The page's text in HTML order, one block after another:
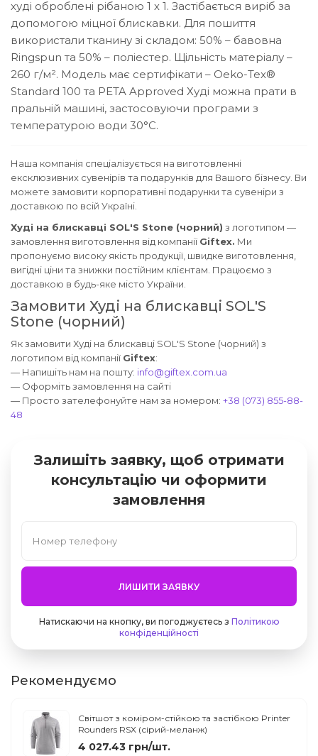
худі оброблені рібаною 1 х 1. Застібається виріб за
допомогою міцної блискавки. Для пошиття
використали тканину зі складом: 50% – бавовна
Ringspun та 50% – поліестер. Щільність матеріалу –
260 г/м². Модель має сертифікати – Oeko-Tex®
Standard 100 та PETA Approved Худі можна прати в
пральній машині, застосовуючи програми з
температурою води 30°C.
Наша компанія спеціалізується на виготовленні
ексклюзивних сувенірів та подарунків для Вашого бізнесу. Ви
можете замовити корпоративні подарунки та сувеніри з
доставкою по всій Україні.
Худі на блискавці SOL'S Stone (чорний) з логотипом —
замовлення виготовлення від компанії Giftex. Ми
пропонуємо високу якість продукції, швидке виготовлення,
вигідні ціни та знижки постійним клієнтам. Працюємо з
доставкою в будь-яке місто України.
Замовити Худі на блискавці SOL'S
Stone (чорний)
Як замовити Худі на блискавці SOL'S Stone (чорний) з
логотипом від компанії Giftex:
— Напишіть нам на пошту: info@giftex.com.ua
— Оформіть замовлення на сайті
— Просто зателефонуйте нам за номером: +38 (073) 855-88-
48
Залишіть заявку, щоб отримати
консультацію чи оформити
замовлення
ЛИШИТИ ЗАЯВКУ
Натискаючи на кнопку, ви погоджуєтесь з Політикою
конфіденційності
Рекомендуємо
Світшот з коміром-стійкою та застібкою Printer
Rounders RSX (сірий-меланж)
4 027.43 грн/шт.